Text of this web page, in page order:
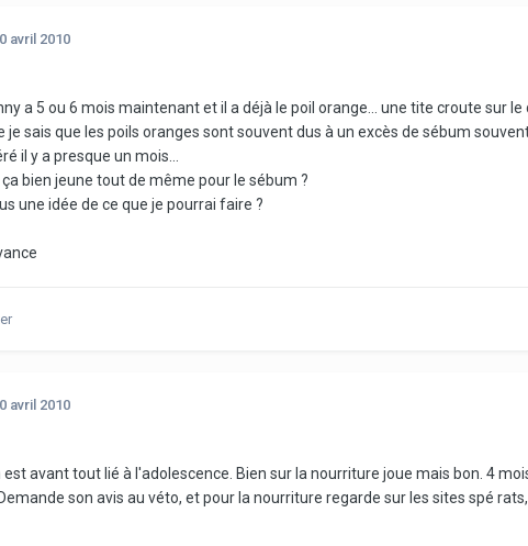
avril 2010
a 5 ou 6 mois maintenant et il a déjà le poil orange... une tite croute sur
je sais que les poils oranges sont souvent dus à un excès de sébum
il y a presque un mois...
bien jeune tout de même pour le sébum ?
une idée de ce que je pourrai faire ?
avril 2010
est avant tout lié à l'adolescence. Bien sur la nourriture joue mais bon. 4
son avis au véto, et pour la nourriture regarde sur les sites spé